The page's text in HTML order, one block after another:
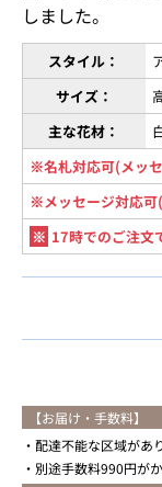
しました。
スタイル：
サイズ：
主な花材：
※名札対応可(メッ
※メッセージ対応
※ 17時でのご注文
【お届け・手数料】
配達不能な区域があ
別途手数料990円が